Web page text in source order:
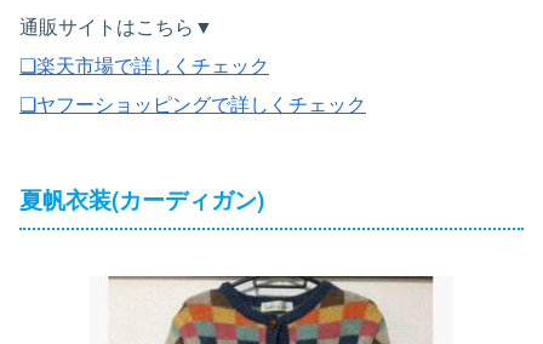
通販サイトはこちら▼
❏楽天市場で詳しくチェック
❏ヤフーショッピングで詳しくチェック
夏帆衣装(カーディガン)